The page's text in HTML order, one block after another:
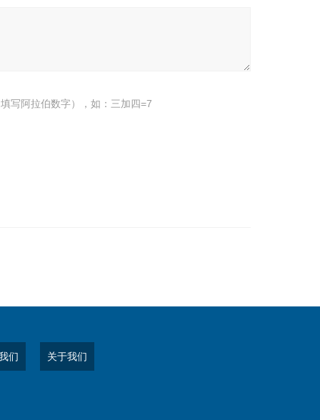
写阿拉伯数字），如：三加四=7
们 关于我们